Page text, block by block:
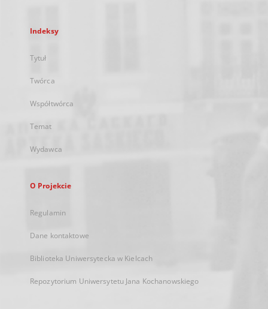
Indeksy
Tytuł
Twórca
Współtwórca
Temat
Wydawca
O Projekcie
Regulamin
Dane kontaktowe
Biblioteka Uniwersytecka w Kielcach
Repozytorium Uniwersytetu Jana Kochanowskiego